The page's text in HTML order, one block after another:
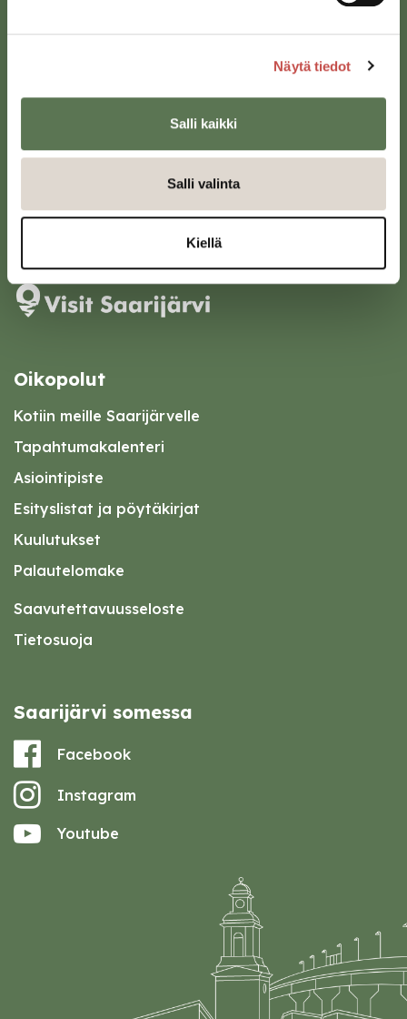
Näytä tiedot
Salli kaikki
Salli valinta
Kiellä
43100 Saarijärvi
Oikopolut
Kotiin meille Saarijärvelle
Tapahtumakalenteri
Asiointipiste
Esityslistat ja pöytäkirjat
Kuulutukset
Palautelomake
Saavutettavuusseloste
Tietosuoja
Saarijärvi somessa
Facebook
Instagram
Youtube